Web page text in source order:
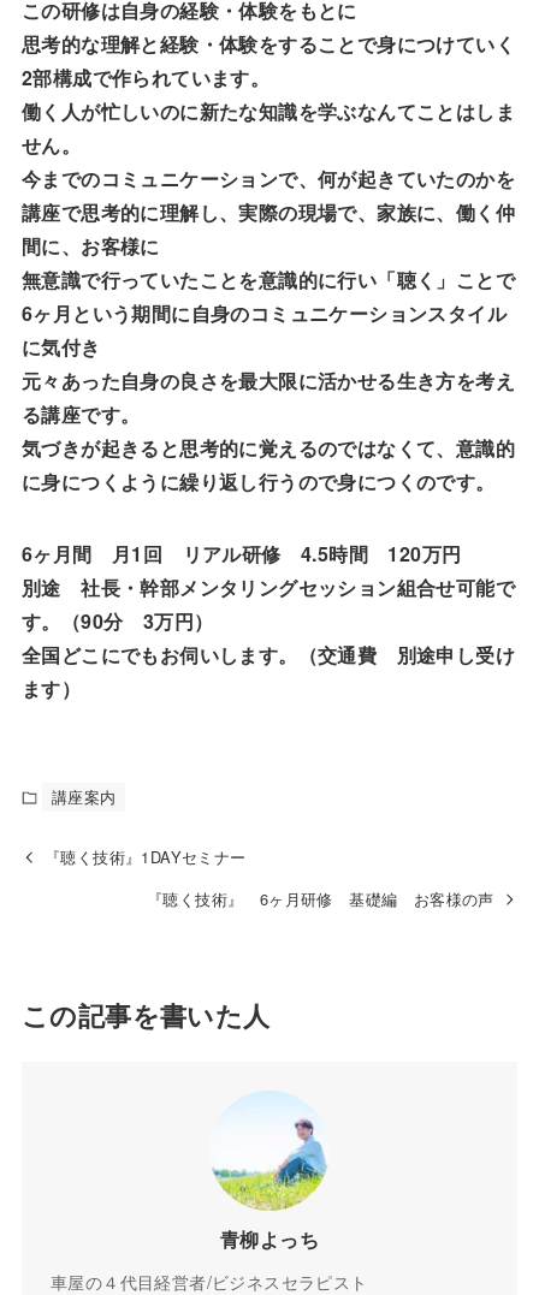
この研修は自身の経験・体験をもとに
思考的な理解と経験・体験をすることで身につけていく
2部構成で作られています。
働く人が忙しいのに新たな知識を学ぶなんてことはしま
せん。
今までのコミュニケーションで、何が起きていたのかを
講座で思考的に理解し、実際の現場で、家族に、働く仲
間に、お客様に
無意識で行っていたことを意識的に行い「聴く」ことで
6ヶ月という期間に自身のコミュニケーションスタイル
に気付き
元々あった自身の良さを最大限に活かせる生き方を考え
る講座です。
気づきが起きると思考的に覚えるのではなくて、意識的
に身につくように繰り返し行うので身につくのです。
6ヶ月間 月1回 リアル研修 4.5時間 120万円
別途 社長・幹部メンタリングセッション組合せ可能で
す。（90分 3万円）
全国どこにでもお伺いします。（交通費 別途申し受け
ます）
講座案内
『聴く技術』1DAYセミナー
『聴く技術』 6ヶ月研修 基礎編 お客様の声
この記事を書いた人
青柳よっち
車屋の４代目経営者/ビジネスセラピスト